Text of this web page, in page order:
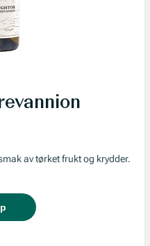
av tørket frukt og krydder.